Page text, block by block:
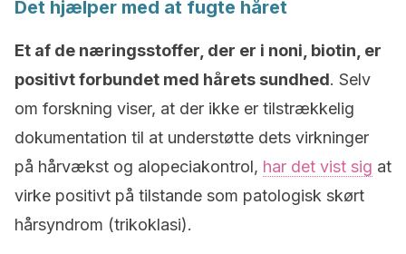
Det hjælper med at fugte håret
Et af de næringsstoffer, der er i noni, biotin, er
positivt forbundet med hårets sundhed. Selv
om forskning viser, at der ikke er tilstrækkelig
dokumentation til at understøtte dets virkninger
på hårvækst og alopeciakontrol, har det vist sig at
virke positivt på tilstande som patologisk skørt
hårsyndrom (trikoklasi).